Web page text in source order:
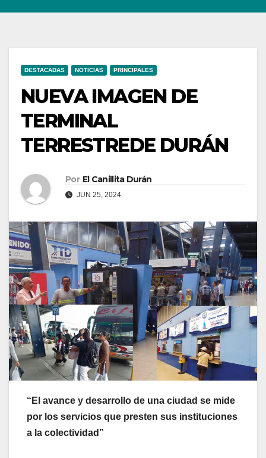
DESTACADAS NOTICIAS PRINCIPALES
NUEVA IMAGEN DE
TERMINAL
TERRESTREDE DURÁN
Por El Canillita Durán
JUN 25, 2024
“ El avance y desarrollo de una ciudad se mide
por los servicios que presten sus instituciones
a la colectividad”